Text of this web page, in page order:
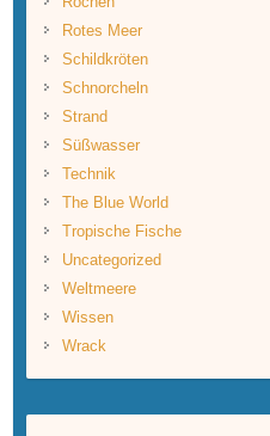
Rotes Meer
Schildkröten
Schnorcheln
Strand
Süßwasser
Technik
The Blue World
Tropische Fische
Uncategorized
Weltmeere
Wissen
Wrack